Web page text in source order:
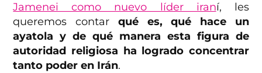
Jamenei como nuevo líder iraní, les
queremos contar qué es, qué hace un
ayatola y de qué manera esta figura de
autoridad religiosa ha logrado concentrar
tanto poder en Irán.